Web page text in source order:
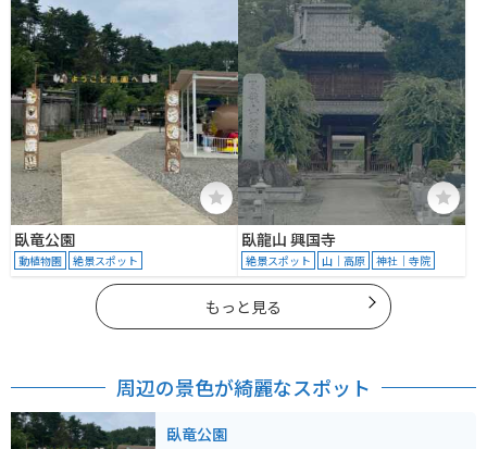
臥竜公園
動植物園 絶景スポット
臥龍山 興国寺
絶景スポット 山｜高原 神社｜寺院
もっと見る
周辺の景色が綺麗なスポット
臥竜公園